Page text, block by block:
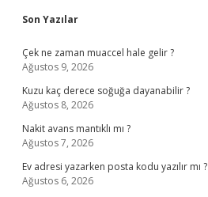
Sidebar
Son Yazılar
Çek ne zaman muaccel hale gelir ?
Ağustos 9, 2026
Kuzu kaç derece soğuğa dayanabilir ?
Ağustos 8, 2026
Nakit avans mantıklı mı ?
Ağustos 7, 2026
Ev adresi yazarken posta kodu yazılır mı ?
Ağustos 6, 2026